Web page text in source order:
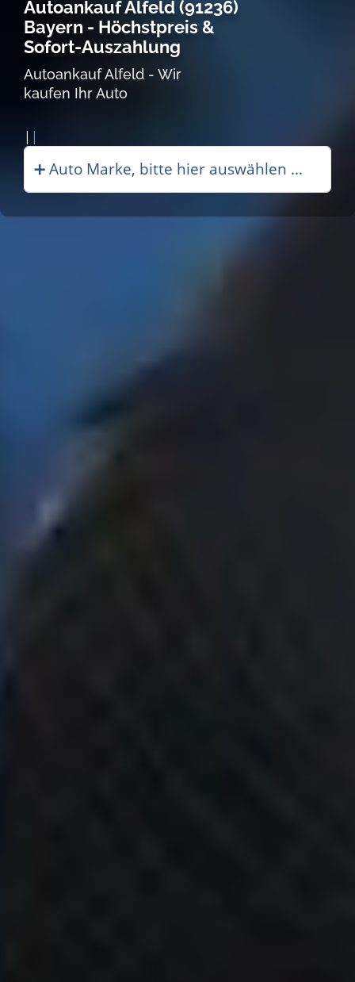
Autoankauf Alfeld (91236)
Bayern - Höchstpreis &
Sofort-Auszahlung
Autoankauf Alfeld - Wir
kaufen Ihr Auto
Autoankauf in A|